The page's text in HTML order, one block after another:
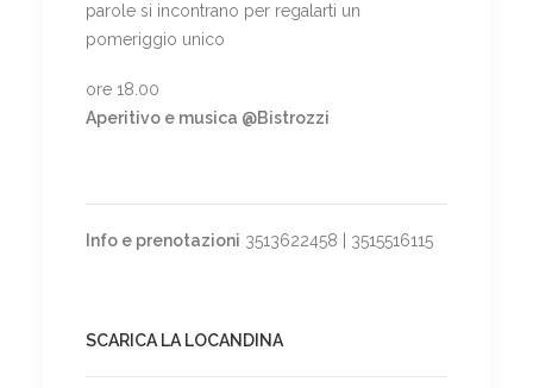
parole si incontrano per regalarti un
pomeriggio unico
ore 18.00
Aperitivo e musica @Bistrozzi
Info e prenotazioni 3513622458 | 3515516115
SCARICA LA LOCANDINA